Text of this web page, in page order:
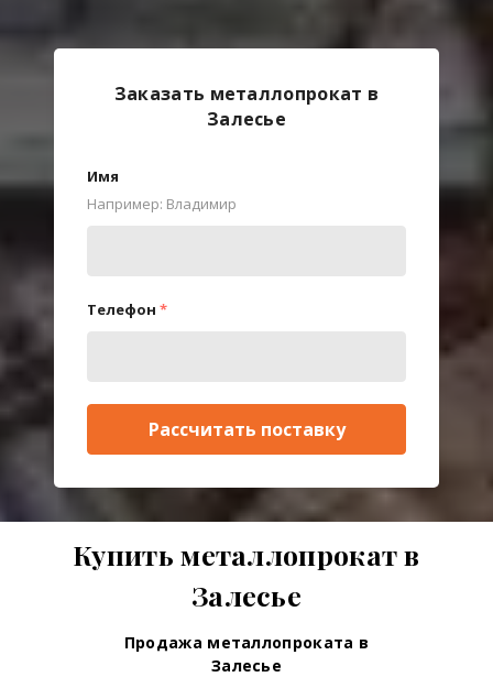
Заказать металлопрокат в
Залесье
Имя
Например: Владимир
Телефон *
Рассчитать поставку
Купить металлопрокат в
Залесье
Продажа металлопроката в
Залесье